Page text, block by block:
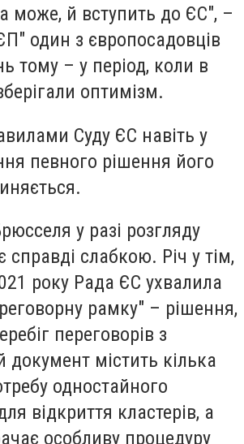
може, й вступить до ЄС", –
один з європосадовців
тому – у період, коли в
оптимізм.
Суду ЄС навіть у
певного рішення його
у разі розгляду
справді слабкою. Річ у тім,
року Рада ЄС ухвалила
рамку" – рішення,
переговорів з
документ містить кілька
одностайного
відкриття кластерів, а
особливу процедуру